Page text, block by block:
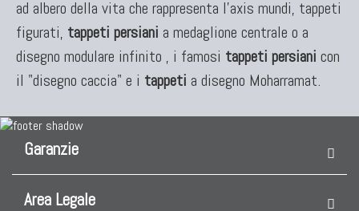
ad albero della vita che rappresenta l'axis mundi, tappeti
figurati, tappeti persiani a medaglione centrale o a
disegno modulare infinito , i famosi tappeti persiani con
il "disegno caccia" e i tappeti a disegno Moharramat.
Garanzie
Area Legale